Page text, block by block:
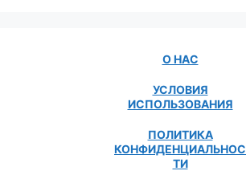
О НАС
УСЛОВИЯ
ИСПОЛЬЗОВАНИЯ
ПОЛИТИКА
КОНФИДЕНЦИАЛЬНОС
ТИ